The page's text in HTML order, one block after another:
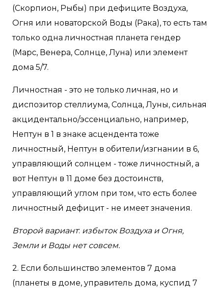
(Скорпион, Рыбы) при дефиците Воздуха,
Огня или новаторской Воды (Рака), то есть там
только одна личностная планета гендер
(Марс, Венера, Солнце, Луна) или элемент
дома 5/7.
Личностная - это не только личная, но и
диспозитор стеллиума, Солнца, Луны, сильная
акцидентально/эссенциально, например,
Нептун в 1 в знаке асцендента тоже
личностный, Нептун в обители/изгнании в 6,
управляющий солнцем - тоже личностный, а
вот Нептун в 11 доме без достоинств,
управляющий углом при том, что есть более
личностный дефицит - не имеет значения.
Второй вариант: избыток Воздуха и Огня,
Земли и Воды нет совсем.
2. Если большинство элементов 7 дома
(планеты в доме, управитель дома, куспид 7